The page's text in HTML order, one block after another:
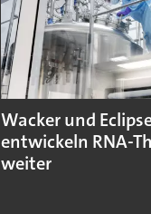
Wacker und
entwickeln RNA-
weiter